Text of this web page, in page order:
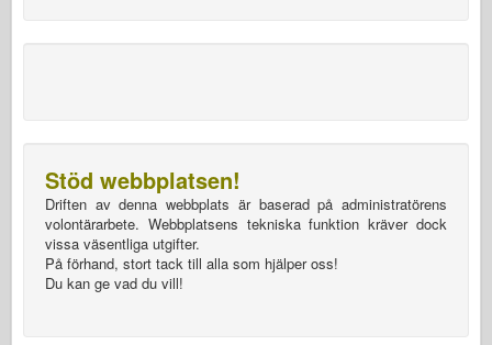
Stöd webbplatsen!
Driften av denna webbplats är baserad på administratörens
volontärarbete. Webbplatsens tekniska funktion kräver dock
vissa väsentliga utgifter.
På förhand, stort tack till alla som hjälper oss!
Du kan ge vad du vill!